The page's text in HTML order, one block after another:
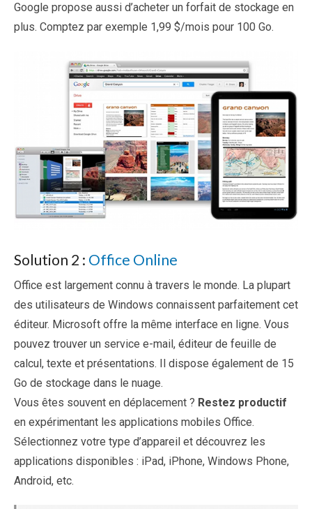
Google propose aussi d’acheter un forfait de stockage en
plus. Comptez par exemple 1,99 $/mois pour 100 Go.
Solution 2 : Office Online
Office est largement connu à travers le monde. La plupart
des utilisateurs de Windows connaissent parfaitement cet
éditeur. Microsoft offre la même interface en ligne. Vous
pouvez trouver un service e-mail, éditeur de feuille de
calcul, texte et présentations. Il dispose également de 15
Go de stockage dans le nuage.
Vous êtes souvent en déplacement ? Restez productif
en expérimentant les applications mobiles Office.
Sélectionnez votre type d’appareil et découvrez les
applications disponibles : iPad, iPhone, Windows Phone,
Android, etc.